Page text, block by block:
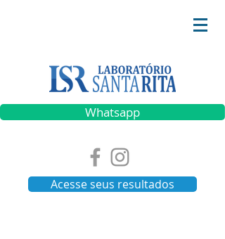
Whatsapp
Acesse seus resultados